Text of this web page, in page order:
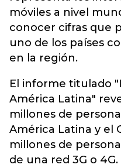
móviles a nivel
conocer cifras que
uno de los países
en la región.
El informe titulado
América Latina"
millones de
América Latina y el
millones de
de una red 3G o